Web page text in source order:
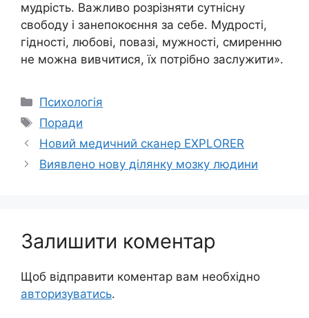
мудрість. Важливо розрізняти сутнісну
свободу і занепокоєння за себе. Мудрості,
гідності, любові, повазі, мужності, смиренню
не можна вивчитися, їх потрібно заслужити».
Категорії
Психологія
Позначки
Поради
Новий медичний сканер EXPLORER
Виявлено нову ділянку мозку людини
Залишити коментар
Щоб відправити коментар вам необхідно
авторизуватись.